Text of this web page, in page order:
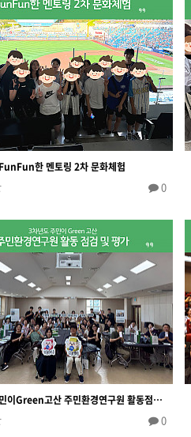
한 멘토링 2차 문화체험
0
3차년도 주민이Green고산 주민환경연구원 활동점검 및 평가
0